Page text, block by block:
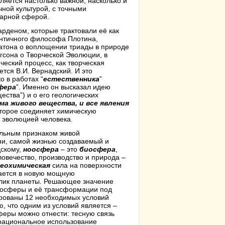
культурой, с точными
сферой.
которые трактовали её как
философа Плотина,
о воплощении триады в природе
о Творческой Эволюции, в
процесс, как творческая
В.И. Вернадский. И это
в работах “естественника”
”. Именно он высказал идею
и о его геологических
живого вещества, и все явления
соединяет химическую
человека.
признаком живой
самой жизнью создаваемый и
ноосфера – это биосфера
производство и природа –
сила на поверхности
в новую мощную
планеты. Решающее значение
и её трансформации под
12 необходимых условий
одним из условий является –
можно отнести: тесную связь
использование